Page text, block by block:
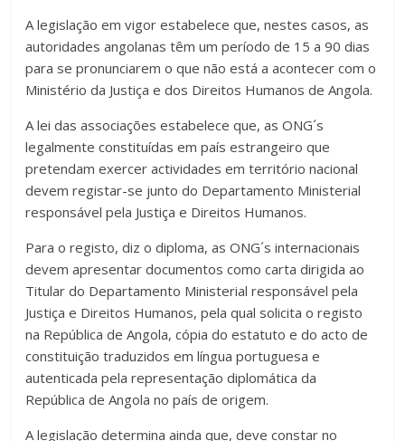
A legislação em vigor estabelece que, nestes casos, as
autoridades angolanas têm um período de 15 a 90 dias
para se pronunciarem o que não está a acontecer com o
Ministério da Justiça e dos Direitos Humanos de Angola.
A lei das associações estabelece que, as ONG´s
legalmente constituídas em país estrangeiro que
pretendam exercer actividades em território nacional
devem registar-se junto do Departamento Ministerial
responsável pela Justiça e Direitos Humanos.
Para o registo, diz o diploma, as ONG´s internacionais
devem apresentar documentos como carta dirigida ao
Titular do Departamento Ministerial responsável pela
Justiça e Direitos Humanos, pela qual solicita o registo
na República de Angola, cópia do estatuto e do acto de
constituição traduzidos em língua portuguesa e
autenticada pela representação diplomática da
República de Angola no país de origem.
A legislação determina ainda que, deve constar no